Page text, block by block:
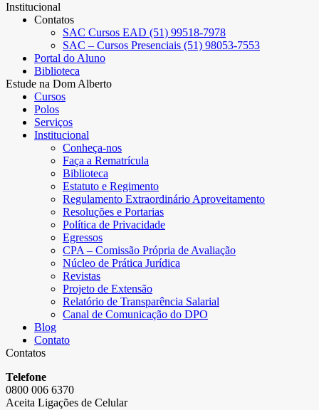
Institucional
Contatos
SAC Cursos EAD (51) 99518-7978
SAC – Cursos Presenciais (51) 98053-7553
Portal do Aluno
Biblioteca
Estude na Dom Alberto
Cursos
Polos
Serviços
Institucional
Conheça-nos
Faça a Rematrícula
Biblioteca
Estatuto e Regimento
Regulamento Extraordinário Aproveitamento
Resoluções e Portarias
Política de Privacidade
Egressos
CPA – Comissão Própria de Avaliação
Núcleo de Prática Jurídica
Revistas
Projeto de Extensão
Relatório de Transparência Salarial
Canal de Comunicação do DPO
Blog
Contato
Contatos
Telefone
0800 006 6370
Aceita Ligações de Celular